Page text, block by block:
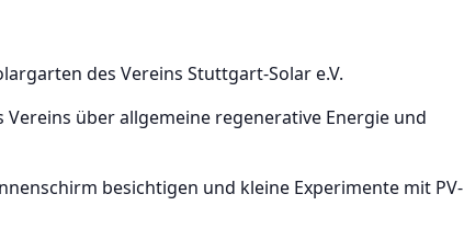
des Vereins Stuttgart-Solar e.V.
über allgemeine regenerative Energie und
besichtigen und kleine Experimente mit PV-